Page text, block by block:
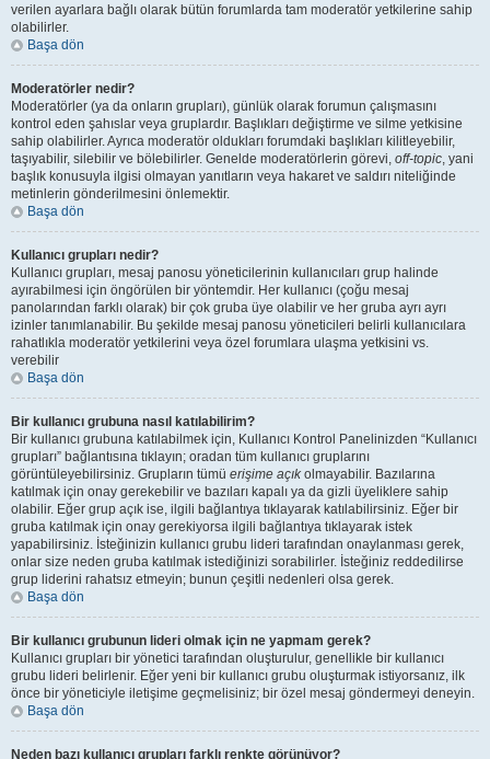
verilen ayarlara bağlı olarak bütün forumlarda tam moderatör yetkilerine sahip
olabilirler.
Başa dön
Moderatörler nedir?
Moderatörler (ya da onların grupları), günlük olarak forumun çalışmasını
kontrol eden şahıslar veya gruplardır. Başlıkları değiştirme ve silme yetkisine
sahip olabilirler. Ayrıca moderatör oldukları forumdaki başlıkları kilitleyebilir,
taşıyabilir, silebilir ve bölebilirler. Genelde moderatörlerin görevi, off-topic, yani
başlık konusuyla ilgisi olmayan yanıtların veya hakaret ve saldırı niteliğinde
metinlerin gönderilmesini önlemektir.
Başa dön
Kullanıcı grupları nedir?
Kullanıcı grupları, mesaj panosu yöneticilerinin kullanıcıları grup halinde
ayırabilmesi için öngörülen bir yöntemdir. Her kullanıcı (çoğu mesaj
panolarından farklı olarak) bir çok gruba üye olabilir ve her gruba ayrı ayrı
izinler tanımlanabilir. Bu şekilde mesaj panosu yöneticileri belirli kullanıcılara
rahatlıkla moderatör yetkilerini veya özel forumlara ulaşma yetkisini vs.
verebilir
Başa dön
Bir kullanıcı grubuna nasıl katılabilirim?
Bir kullanıcı grubuna katılabilmek için, Kullanıcı Kontrol Panelinizden “Kullanıcı
grupları” bağlantısına tıklayın; oradan tüm kullanıcı gruplarını
görüntüleyebilirsiniz. Grupların tümü erişime açıkolmayabilir. Bazılarına
katılmak için onay gerekebilir ve bazıları kapalı ya da gizli üyeliklere sahip
olabilir. Eğer grup açık ise, ilgili bağlantıya tıklayarak katılabilirsiniz. Eğer bir
gruba katılmak için onay gerekiyorsa ilgili bağlantıya tıklayarak istek
yapabilirsiniz. İsteğinizin kullanıcı grubu lideri tarafından onaylanması gerek,
onlar size neden gruba katılmak istediğinizi sorabilirler. İsteğiniz reddedilirse
grup liderini rahatsız etmeyin; bunun çeşitli nedenleri olsa gerek.
Başa dön
Bir kullanıcı grubunun lideri olmak için ne yapmam gerek?
Kullanıcı grupları bir yönetici tarafından oluşturulur, genellikle bir kullanıcı
grubu lideri belirlenir. Eğer yeni bir kullanıcı grubu oluşturmak istiyorsanız, ilk
önce bir yöneticiyle iletişime geçmelisiniz; bir özel mesaj göndermeyi deneyin.
Başa dön
Neden bazı kullanıcı grupları farklı renkte görünüyor?